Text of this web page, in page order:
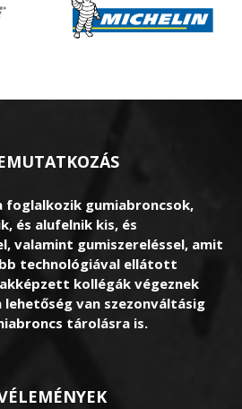
foglalkozik gumiabroncsok,
és alufelnik kis, és
valamint gumiszereléssel, amit
technológiával ellátott
kollégák végeznek
lehetőség van szezonváltásig
tárolásra is.